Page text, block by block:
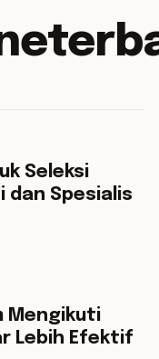
5 min read
Seleksi
dan Spesialis
5 min read
Mengikuti
Lebih Efektif